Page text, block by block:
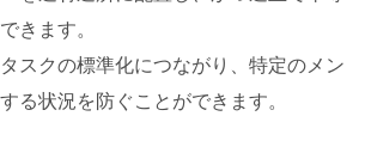
きます。
スクの標準化につながり、特定のメン
る状況を防ぐことができます。